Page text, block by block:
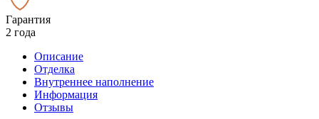
Гарантия
2 года
Описание
Отделка
Внутреннее наполнение
Информация
Отзывы